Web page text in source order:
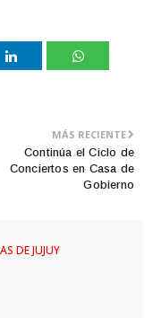
MÁS RECIENTE
Continúa el Ciclo de
Conciertos en Casa de
Gobierno
DE JUJUY